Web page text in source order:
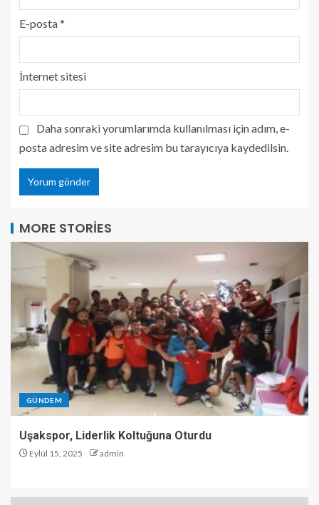
E-posta*
İnternet sitesi
Daha sonraki yorumlarımda kullanılması için adım, e-
posta adresim ve site adresim bu tarayıcıya kaydedilsin.
MORE STORIES
GÜNDEM
Uşakspor, Liderlik Koltuğuna Oturdu
Eylül 15, 2025 admin